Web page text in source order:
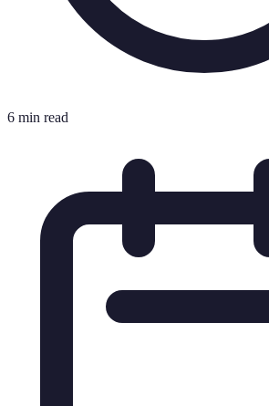
6 min read